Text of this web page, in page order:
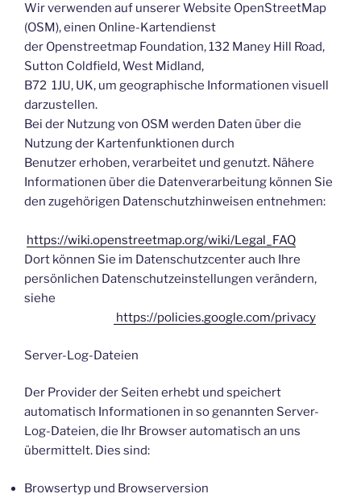
Wir verwenden auf unserer Website OpenStreetMap
(OSM), einen Online-Kartendienst
der Openstreetmap Foundation, 132 Maney Hill Road,
Sutton Coldfield, West Midland,
B72 1JU, UK, um geographische Informationen visuell
darzustellen.
Bei der Nutzung von OSM werden Daten über die
Nutzung der Kartenfunktionen durch
Benutzer erhoben, verarbeitet und genutzt. Nähere
Informationen über die Datenverarbeitung können Sie
den zugehörigen Datenschutzhinweisen entnehmen:
https://wiki.openstreetmap.org/wiki/Legal_FAQ
Dort können Sie im Datenschutzcenter auch Ihre
persönlichen Datenschutzeinstellungen verändern,
siehe
https://policies.google.com/privacy
Server-Log-Dateien
Der Provider der Seiten erhebt und speichert
automatisch Informationen in so genannten Server-
Log-Dateien, die Ihr Browser automatisch an uns
übermittelt. Dies sind:
Browsertyp und Browserversion